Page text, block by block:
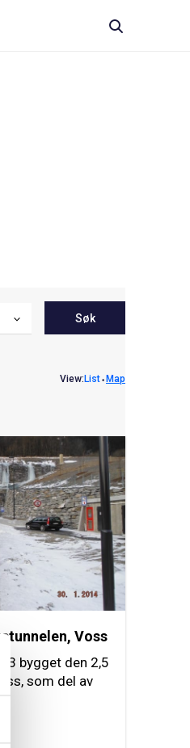
Søk
View: List⬩ Map
Voss
bygget den 2,5
som del av